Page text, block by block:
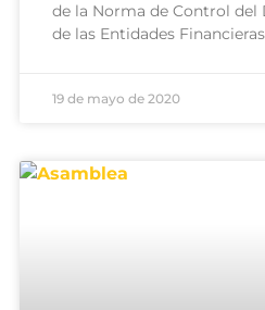
de la Norma de Control del
de las Entidades
19 de mayo de 2020